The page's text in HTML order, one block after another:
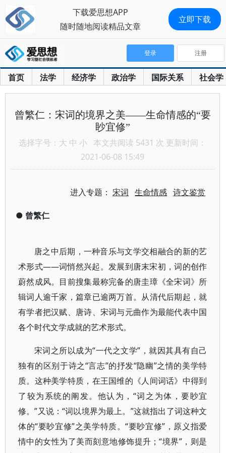
首页 法学 经济学 政治学 国际关系 社会学
登录 注册
曾繁仁：宋词的境界之美——生命情感的“要
眇宜修”
选择字号： 大 中 小 本文共阅读 5431 次 更新时间：
2021-06-08 15:49
进入专题：宋词 生命情感 诗文鉴赏
● 曾繁仁
唐之中后期，一种音乐与文学交相融合的新的艺
术形式——词悄然兴起。发展到唐末宋初，词的创作
蔚然成风。目前搜集最称完备的唐圭璋《全宋词》所
辑词人逾千家，篇章已逾两万首。从清代后期起，就
有学者把汉赋、唐诗、宋词与元曲作为最能代表中国
各个时代文学成就的艺术形式。
宋词之所以成为“一代之文学”，就因其具有自己
独有的区别于诗之“言志”的抒发“隐幽”之情的美学特
质。这种美学特质，在王国维的《人间词话》中得到
了较为系统的阐发。他认为，“词之为体，要眇宜
修。”又说：“词以境界为最上。”这就指出了词这种文
体的“要眇宜修”之美学特质。“要眇宜修”，原义指爱
情中的女性为了美而刻意地修饰提升；“境界”，则是
下载爱思想APP
随时随地阅读精品文章
立即下载